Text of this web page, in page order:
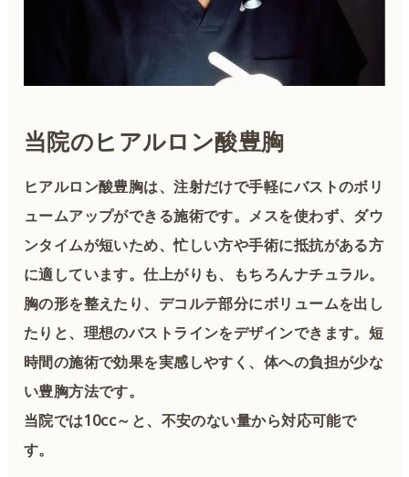
当院のヒアルロン酸豊胸
ヒアルロン酸豊胸は、注射だけで手軽にバストのボリ
ュームアップができる施術です。メスを使わず、ダウ
ンタイムが短いため、忙しい方や手術に抵抗がある方
に適しています。仕上がりも、もちろんナチュラル。
胸の形を整えたり、デコルテ部分にボリュームを出し
たりと、理想のバストラインをデザインできます。短
時間の施術で効果を実感しやすく、体への負担が少な
い豊胸方法です。
当院では10cc～と、不安のない量から対応可能で
す。